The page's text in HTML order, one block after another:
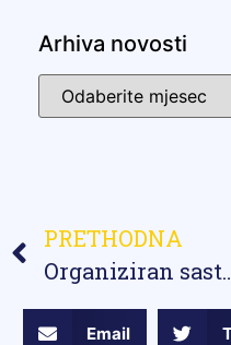
Arhiva novosti
PRETHODNA
Organiziran
Email